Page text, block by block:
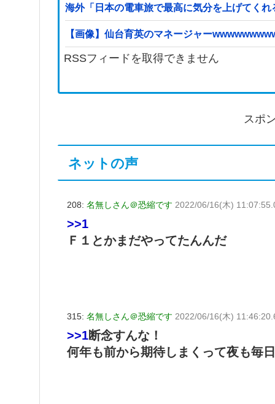
海外「日本の電車旅で最高に気分を上げてく
【画像】仙台育英のマネージャー
RSSフィードを取得できません
スポ
ネットの声
208: 名無しさん＠恐縮です 2022/06/16(木)
>>1
Ｆ１とかまだやってたんんだ
315: 名無しさん＠恐縮です 2022/06/16(木)
>>1断念すんな！
何年も前から期待しまくって夜も毎